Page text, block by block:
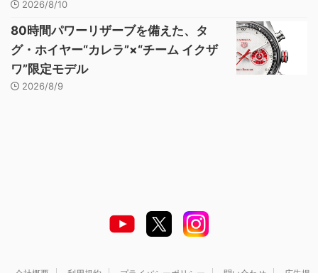
2026/8/10
80時間パワーリザーブを備えた、タ
グ・ホイヤー“カレラ”×“チーム イクザ
ワ”限定モデル
2026/8/9